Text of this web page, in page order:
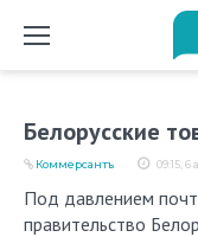
Белорусские
09:15, 6
Коммерсантъ
Под давлением почти всего белорусского бизнеса
правительство